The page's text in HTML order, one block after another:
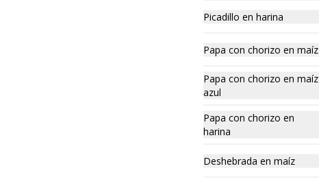
Picadillo en harina
Papa con chorizo en maíz
Papa con chorizo en maíz
azul
Papa con chorizo en
harina
Deshebrada en maíz